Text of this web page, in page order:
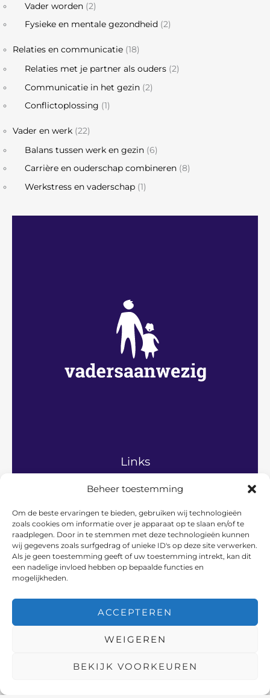
Beheer toestemming
Om de beste ervaringen te bieden, gebruiken wij technologieën
zoals cookies om informatie over je apparaat op te slaan en/of te
raadplegen. Door in te stemmen met deze technologieën kunnen
wij gegevens zoals surfgedrag of unieke ID's op deze site verwerken.
Als je geen toestemming geeft of uw toestemming intrekt, kan dit
een nadelige invloed hebben op bepaalde functies en
mogelijkheden.
ACCEPTEREN
WEIGEREN
BEKIJK VOORKEUREN
Vader worden (2)
Fysieke en mentale gezondheid (2)
Relaties en communicatie (18)
Relaties met je partner als ouders (2)
Communicatie in het gezin (2)
Conflictoplossing (1)
Vader en werk (22)
Balans tussen werk en gezin (6)
Carrière en ouderschap combineren (8)
Werkstress en vaderschap (1)
Links
Home
Gezinsleven
Hobby’s en vrije tijd
Persoonlijke ontwikkeling
Relaties en communicatie
Vader en werk
Copyright © 2026 Vadersaanwezig | Powered by Vadersaanwezig